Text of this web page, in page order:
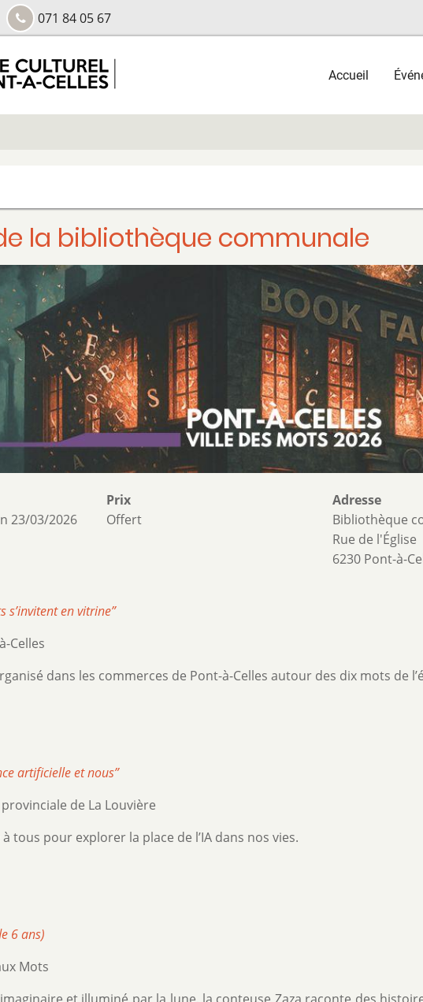
071 84 05 67
Main
Accueil
la bibliothèque communale
23/03/2026
Prix
Offert
Adresse
Bibliothèque
Rue de l'Église
6230 Pont-à-
s’invitent en vitrine”
Celles
dans les commerces de Pont-à-Celles autour des dix mots de
artificielle et nous”
de La Louvière
tous pour explorer la place de l’IA dans nos vies.
6 ans)
Mots